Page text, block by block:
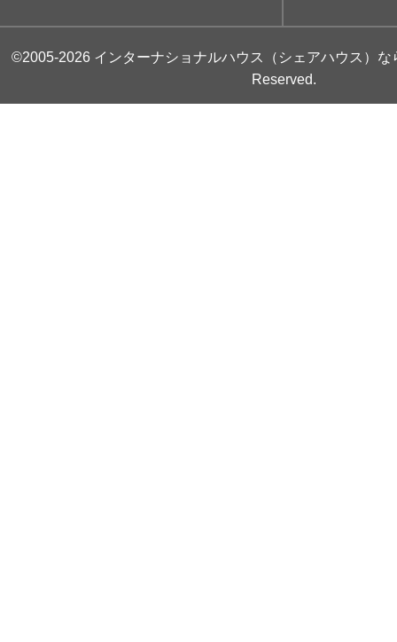
©2005-2026 インターナショナルハウス（シェアハウス）な
Reserved.